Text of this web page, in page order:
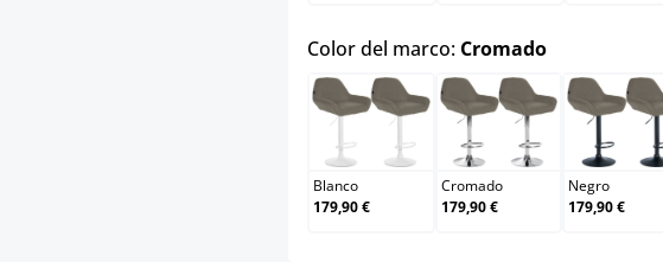
Color del marco: Cromadoselect
Blanco
179,90 €
Cromado
Cromado
179,90 €
Negro
179,90 €